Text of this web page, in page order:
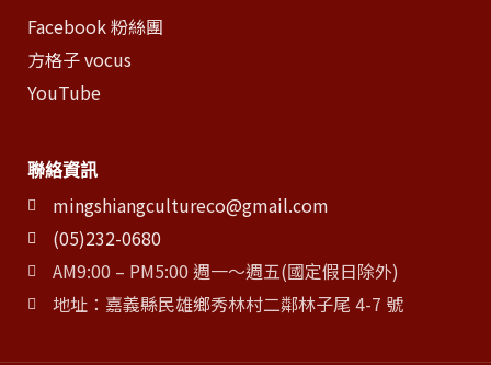
Facebook 粉絲團
方格子 vocus
YouTube
聯絡資訊
mingshiangcultureco@gmail.com
(05)232-0680
AM9:00 – PM5:00 週一～週五(國定假日除外)
地址：嘉義縣民雄鄉秀林村二鄰林子尾 4-7 號